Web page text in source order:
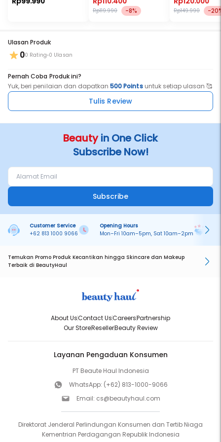
AKURASI WARNA: Perbedaan foto warna kuku dengan warna asli
kuku mungkin terjadi dikarenakan jenis layar monitor perangkat
Rp119.990 -8% Rp149.990 -
Ulasan Produk
00 Rating 0 Ulasan
Pernah Coba Produk ini?
Yuk, beri penilaian dan dapatkan500 Pointsuntuk setiap ulasan 🥰
Tulis Review
Beautyin One Click
Subscribe Now!
Subscribe
Customer Service
+62 813 1000 9066
Opening Hours
Mon–Fri 10am–5pm, Sat 10am–2pm
Temukan Promo Produk Kecantikan hingga Skincare dan Makeup
Terbaik di BeautyHaul
About UsContact UsCareersPartnership
Our StoreResellerBeauty Review
Layanan Pengaduan Konsumen
PT Beaute Haul Indonesia
WhatsApp: (+62) 813-1000-9066
Email: cs@beautyhaul.com
Direktorat Jenderal Perlindungan Konsumen dan Tertib Niaga
Kementrian Perdagangan Republik Indonesia